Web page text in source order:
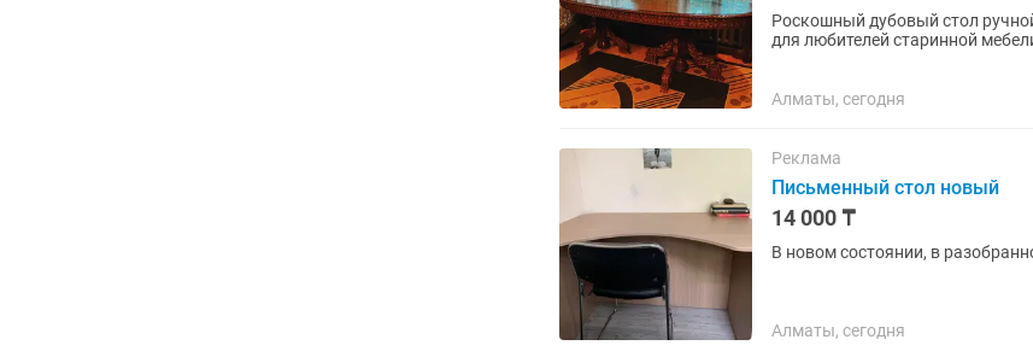
Роскошный дубовый стол ручной работы –
для любителей старинной
Алматы, сегодня
Реклама
Письменный стол новый
14 000 ₸
В новом состоянии, в
Алматы, сегодня